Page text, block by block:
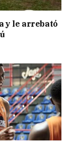
y le arrebató